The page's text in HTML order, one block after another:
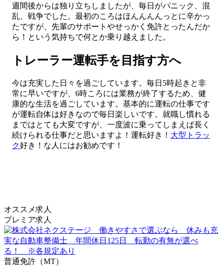
週間後からは独り立ちしましたが、毎日がパニック、混
乱、戦争でした。最初のころはほんんんんっとに辛かっ
たですが、先輩のサポートやせっかく免許とったんだか
ら！という気持ちで何とか乗り越えました。
トレーラー運転手を目指す方へ
今は充実した日々を過ごしています。毎日5時起きと非
常に早いですが、6時ころには業務が終了するため、健
康的な生活を過ごしています。基本的に運転の仕事です
が運転自体は好きなので毎日楽しいです。就職し慣れる
まではとても大変ですが、一度波に乗ってしまえば長く
続けられる仕事だと思いますよ！運転好き！ 大型トラッ
ク好き！な人にはお勧めです！
オススメ求人
プレミア求人
普通免許（MT）